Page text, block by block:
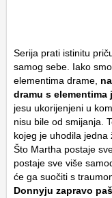
Serija prati istinitu
samog sebe. Iako
elementima drame,
dramu s elementima
jesu ukorijenjeni u
nisu bile od smijanja.
kojeg je uhodila jedna
Što Martha postaje
postaje sve više
će ga suočiti s
Donnyju zapravo